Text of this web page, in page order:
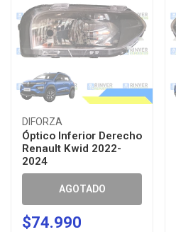
DIFORZA
Óptico Inferior Derecho
Renault Kwid 2022-
2024
AGOTADO
$74.990